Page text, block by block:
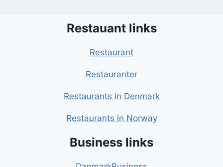
Restauant links
Restaurant
Restauranter
Restaurants in Denmark
Restaurants in Norway
Business links